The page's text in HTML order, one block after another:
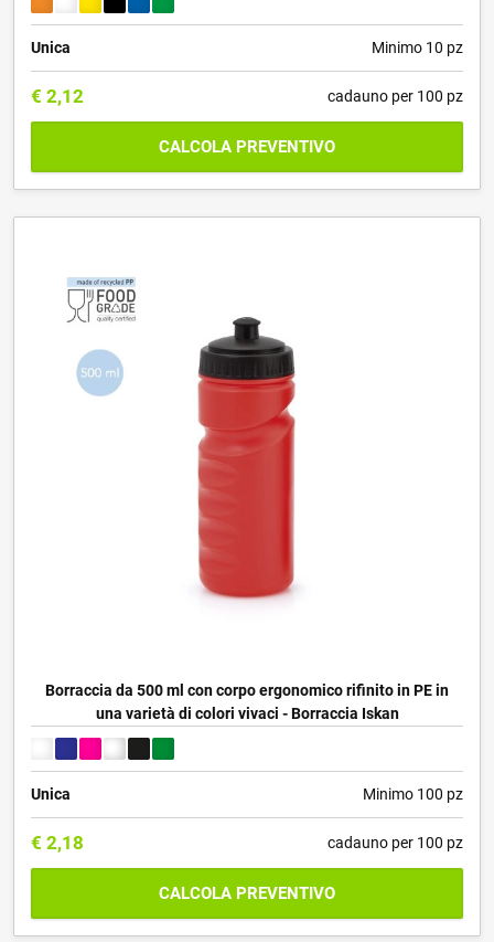
Unica Minimo 10 pz
€ 2,12 cadauno per 100 pz
CALCOLA PREVENTIVO
Borraccia da 500 ml con corpo ergonomico rifinito in PE in
una varietà di colori vivaci - Borraccia Iskan
Unica Minimo 100 pz
€ 2,18 cadauno per 100 pz
CALCOLA PREVENTIVO